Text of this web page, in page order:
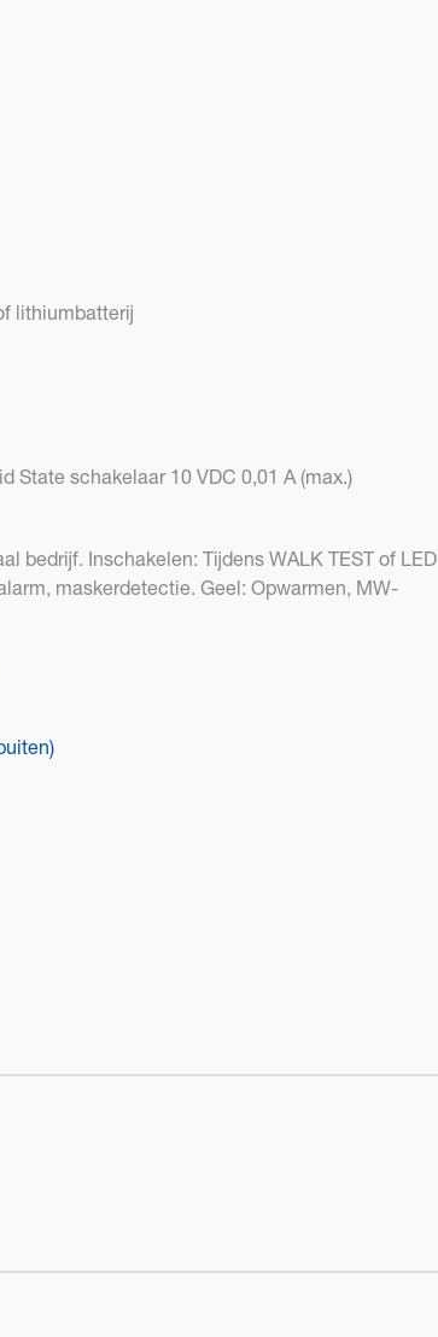
lithiumbatterij
State schakelaar 10 VDC 0,01 A (max.)
bedrijf. Inschakelen: Tijdens WALK TEST of LED
maskerdetectie. Geel: Opwarmen, MW-